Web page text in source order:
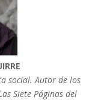
social. Autor de los
Siete Páginas del